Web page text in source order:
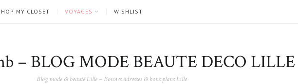
MY CLOSET VOYAGES WISHLIST
– BLOG MODE BEAUTE DECO LILLE
Blog mode & beauté Lille – Bonnes adresses & bons plans Lille